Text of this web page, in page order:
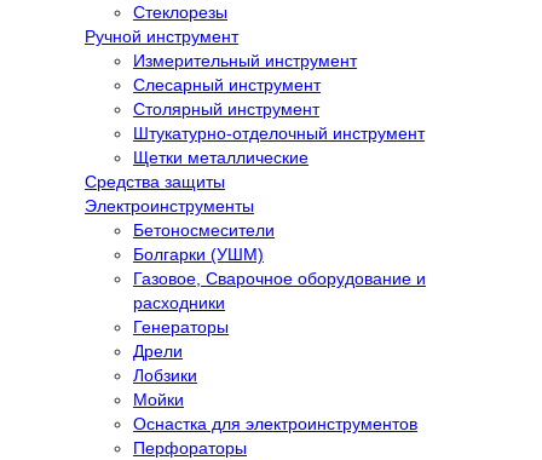
Стеклорезы
Ручной инструмент
Измерительный инструмент
Слесарный инструмент
Столярный инструмент
Штукатурно-отделочный инструмент
Щетки металлические
Средства защиты
Электроинструменты
Бетоносмесители
Болгарки (УШМ)
Газовое, Сварочное оборудование и
расходники
Генераторы
Дрели
Лобзики
Мойки
Оснастка для электроинструментов
Перфораторы